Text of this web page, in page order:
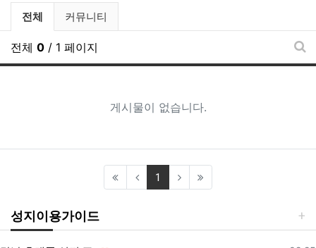
전체게시물 그룹 목록
전체 커뮤니티
전체 0 / 1 페이지
새
게시물이 없습니다.
1 (current)
성지이용가이드